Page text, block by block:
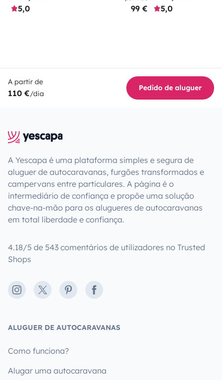
5,0
99 €
5,0
A partir de
110 €/dia
Pedido de aluguer
A Yescapa é uma plataforma simples e segura de
aluguer de autocaravanas, furgões transformados e
campervans entre particulares. A página é o
intermediário de confiança e propõe uma solução
chave-na-mão para os alugueres de autocaravanas
em total liberdade e confiança.
4.18/5 de 543 comentários de utilizadores no Trusted
Shops
Instagram
X PinterestFacebook
ALUGUER DE AUTOCARAVANAS
Como funciona?
Alugar uma autocaravana